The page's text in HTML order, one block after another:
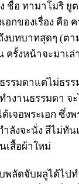
ชื่อ ทามาโมริ ยู
เอกของเรื่อง คือ
งบทบาทสุดๆ (ต
ครั้งหน้าจะมาเล่
รรมดาแต่ไม่ธรร
ำงานธรรมดา
จอพระเอก ซึ่งพ
ำลังจะนั่ง สีไม่ทั
เสื้อผ้าใหม่
พลัดจับผลูได้ไป